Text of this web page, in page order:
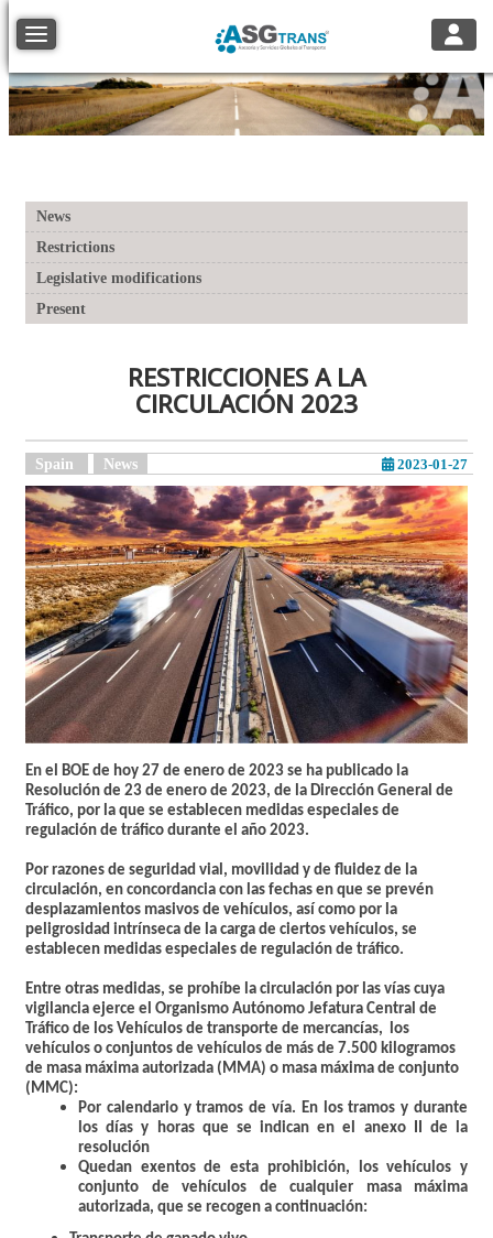
Toggle navigation
News
Restrictions
Legislative modifications
Present
RESTRICCIONES A LA
CIRCULACIÓN 2023
Spain News 2023-01-27
En el BOE de hoy 27 de enero de 2023 se ha publicado la
Resolución de 23 de enero de 2023, de la Dirección General de
Tráfico, por la que se establecen medidas especiales de
regulación de tráfico durante el año 2023.
Por razones de seguridad vial, movilidad y de fluidez de la
circulación, en concordancia con las fechas en que se prevén
desplazamientos masivos de vehículos, así como por la
peligrosidad intrínseca de la carga de ciertos vehículos, se
establecen medidas especiales de regulación de tráfico.
Entre otras medidas, se prohíbe la circulación por las vías cuya
vigilancia ejerce el Organismo Autónomo Jefatura Central de
Tráfico de los Vehículos de transporte de mercancías, los
vehículos o conjuntos de vehículos de más de 7.500 kilogramos
de masa máxima autorizada (MMA) o masa máxima de conjunto
(MMC):
Por calendario y tramos de vía. En los tramos y durante
los días y horas que se indican en el anexo II de la
resolución
Quedan exentos de esta prohibición, los vehículos y
conjunto de vehículos de cualquier masa máxima
autorizada, que se recogen a continuación: